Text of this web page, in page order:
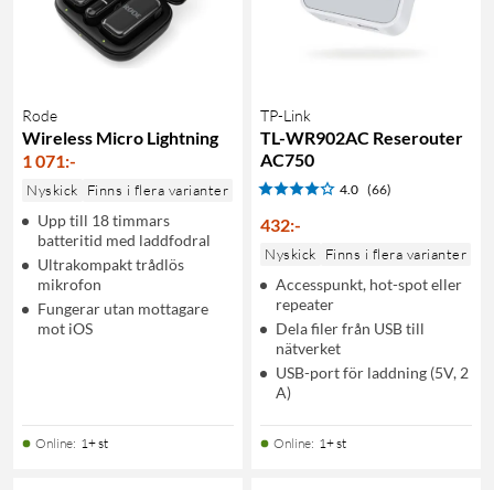
Rode
Wireless Micro Lightning
1 071:-
Nyskick Finns i flera varianter
Upp till 18 timmars
batteritid med laddfodral
Ultrakompakt trådlös
mikrofon
Fungerar utan mottagare
mot iOS
Online: 1+ st
TP-Link
TL-WR902AC Reserouter
AC750
4.0 (66)
432:-
Nyskick Finns i flera varianter
Accesspunkt, hot-spot eller
repeater
Dela filer från USB till
nätverket
USB-port för laddning (5V, 2
A)
Online: 1+ st